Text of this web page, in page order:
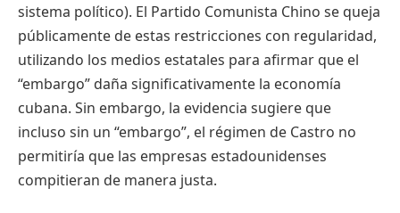
sistema político). El Partido Comunista Chino se queja
públicamente de estas restricciones con regularidad,
utilizando los medios estatales para afirmar que el
“embargo” daña significativamente la economía
cubana. Sin embargo, la evidencia sugiere que
incluso sin un “embargo”, el régimen de Castro no
permitiría que las empresas estadounidenses
compitieran de manera justa.